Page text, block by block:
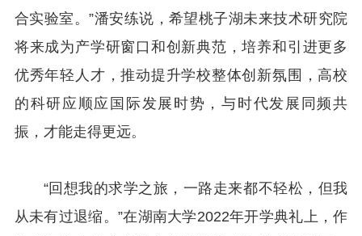
合实验室。”潘安练说，希望桃子湖未来技术研究院
将来成为产学研窗口和创新典范，培养和引进更多
优秀年轻人才，推动提升学校整体创新氛围，高校
的科研应顺应国际发展时势，与时代发展同频共
振，才能走得更远。
“回想我的求学之旅，一路走来都不轻松，但我
从未有过退缩。”在湖南大学2022年开学典礼上，作